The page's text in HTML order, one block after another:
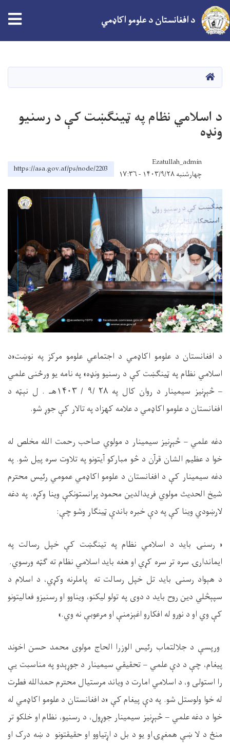
د افغانستان د علومو اکاډمي
کور
د اسلامي نظام په ټینګښت کې د رسنیو
ونډه
Ezatullah_admin
چهارشنبه ۱۴۰۳/۹/۲۸ - ۱۷:۳۶
https://asa.gov.af/ps/node/2203
د افغانستان د علومو اکاډمي د اجتماعي علومو مرکز په نوښت«د
اسلامي نظام په ټینګښت کې د رسنیو ونډه» په نامه یو ورځنی علمي
– څېړنیز سیمینار د روان کال په ۲۸ /۹ / ۱۴۰۳هـ . ل نېټه د
افغانستان د علومو اکاډمي د علامه کهزاد په تالار کې جوړ شو.
دغه علمي – څېړنیز سیمینار د مولوي صاحب رحمت الله مخلص له
خوا د عظیم الشان قرآن د څو مبارکو آیتونو په تلاوت سره پیل شو. په
دغه سیمینار کې د افغانستان د علومو اکاډمي عمومي رئیس محترم
شیخ الحدیث مولوي فریدالدین محمود پرانستونکې وینا وکړه. په دغه
لارښودي وینا کې په دې خبره باندې ټینګار وشو چې:
« رسنۍ باید د اسلامي نظام په تینګښت کې خپل رسالت په
ایماندارۍ سره تر سره کړي او هغه باید اسلامي نظام ته ګټه ورسوي.
د هېواد رسنۍ باید تل خپل رسالت ته پاملرنه وکړي، د اسلام د
سپېڅلي دین روح باید د دوی په تولو لیکنو، ویناوو او رسنیزو فعالیتونو
کې وي او د نورو له افکارو اغېزمنې او مرعوبې نه وي.»
ورپسې د جلالتماب رئیس الوزرا الحاج مولوی محمد حسن اخوند
پیغام، چې د دې علمي – تحقیقي سیمینار د جوړېدو په مناسبت یې
را استولی و، د اسلامي امارت د ویاند مرستیال محترم حمدالله فطرت
له خوا ولوستل شو. په دې پیغام کې «د افغانستان د علومو اکاډمي له
خوا د دغه علمي – څېړنیز سیمینار جوړول، د رسنیو، نظام او خلکو تر
منځ د لا ښې همغږۍاو یو د بل د اړتیاوو او حقیقتونو د ښه درک او